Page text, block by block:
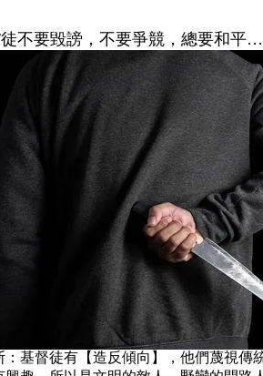
不要毀謗，不要爭競，總要和平
：基督徒有【造反傾向】，他們蔑視傳